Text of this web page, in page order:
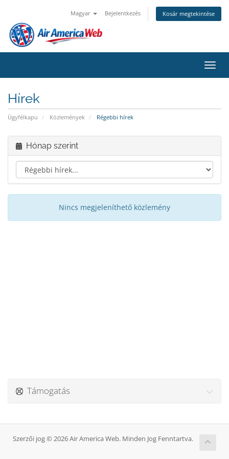
Magyar Bejelentkezés Kosár megtekintése
Hírek
Ügyfélkapu Közlemények Régebbi hírek
Hónap szerint
Nincs megjeleníthető közlemény
Támogatás
Szerzői jog © 2026 Air America Web. Minden Jog Fenntartva.